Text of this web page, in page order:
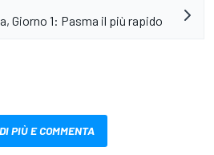
Giorno 1: Pasma il più rapido
PIÙ E COMMENTA